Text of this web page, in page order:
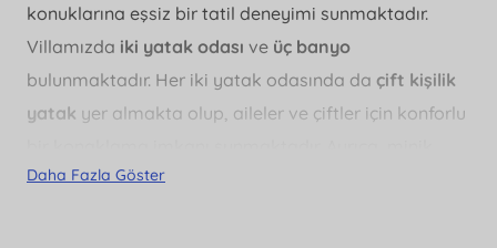
konuklarına eşsiz bir tatil deneyimi sunmaktadır.
Villamızda iki yatak odası ve üç banyo
bulunmaktadır. Her iki yatak odasında da çift kişilik
yatak yer almakta olup, aileler ve çiftler için konforlu
misafirler içinbebek yatağı
Daha Fazla Göster